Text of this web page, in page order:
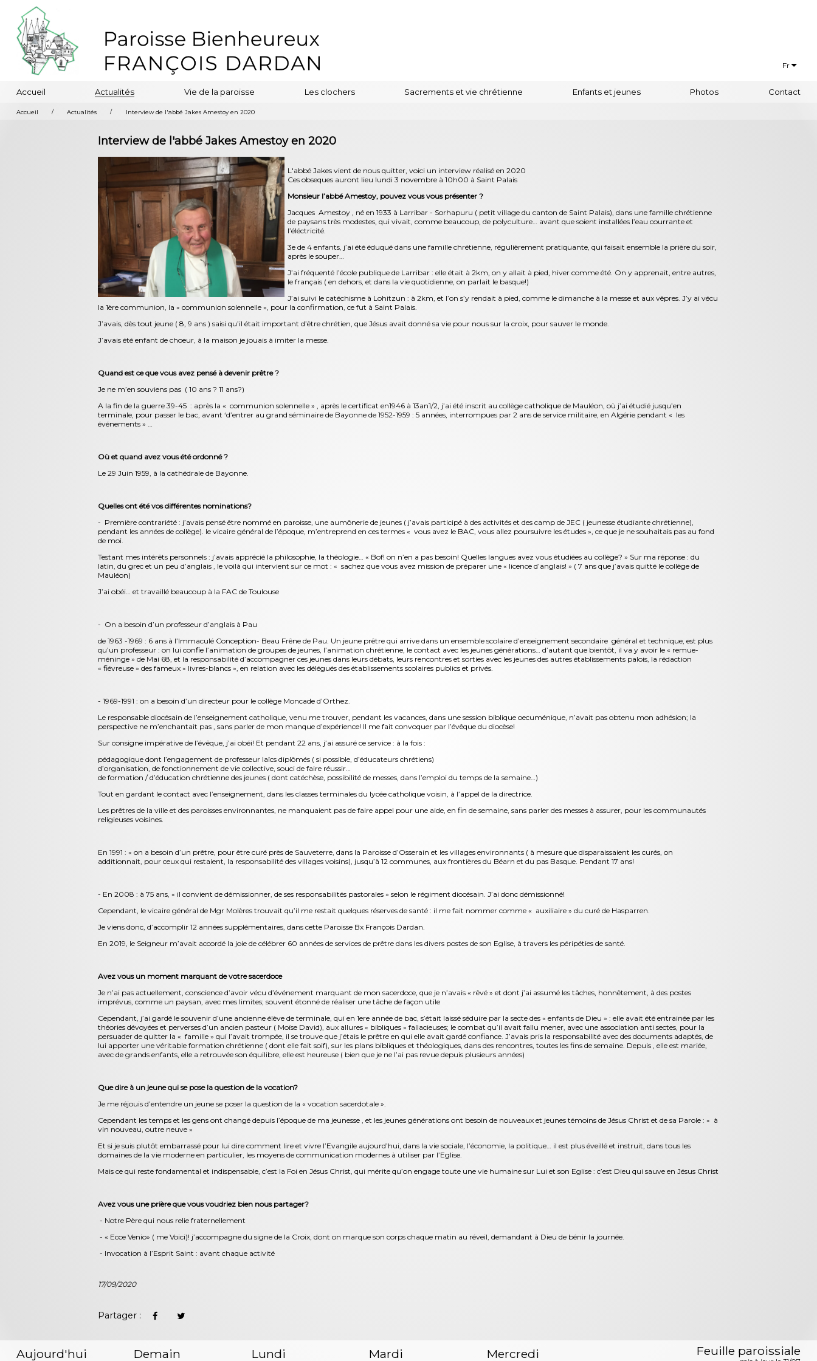
Fr
Accueil Actualités Vie de la paroisse Les clochers Sacrements et vie chrétienne Enfants et jeunes Photos Contact
Accueil / Actualités / Interview de l'abbé Jakes Amestoy en 2020
Interview de l'abbé Jakes Amestoy en 2020
L'abbé Jakes vient de nous quitter, voici un interview réalisé en 2020
Ces obseques auront lieu lundi 3 novembre à 10h00 à Saint Palais
Monsieur l’abbé Amestoy, pouvez vous vous présenter ?
Jacques Amestoy , né en 1933 à Larribar - Sorhapuru ( petit village du canton de Saint Palais), dans une famille chrétienne
de paysans très modestes, qui vivait, comme beaucoup, de polyculture… avant que soient installées l’eau courrante et
l’éléctricité.
3e de 4 enfants, j’ai été éduqué dans une famille chrétienne, régulièrement pratiquante, qui faisait ensemble la prière du soir,
après le souper…
J’ai fréquenté l’école publique de Larribar : elle était à 2km, on y allait à pied, hiver comme été. On y apprenait, entre autres,
le français ( en dehors, et dans la vie quotidienne, on parlait le basque!)
J’ai suivi le catéchisme à Lohitzun : à 2km, et l’on s’y rendait à pied, comme le dimanche à la messe et aux vêpres. J’y ai vécu
la 1ère communion, la « communion solennelle », pour la confirmation, ce fut à Saint Palais.
J’avais, dès tout jeune ( 8, 9 ans ) saisi qu’il était important d’être chrétien, que Jésus avait donné sa vie pour nous sur la croix, pour sauver le monde.
J’avais été enfant de choeur, à la maison je jouais à imiter la messe.
Quand est ce que vous avez pensé à devenir prêtre ?
Je ne m’en souviens pas ( 10 ans ? 11 ans?)
A la fin de la guerre 39-45 : après la « communion solennelle » , après le certificat en1946 à 13an1/2, j’ai été inscrit au collège catholique de Mauléon, où j’ai étudié jusqu’en
terminale, pour passer le bac, avant ‘d’entrer au grand séminaire de Bayonne de 1952-1959 : 5 années, interrompues par 2 ans de service militaire, en Algérie pendant « les
événements » …
Où et quand avez vous été ordonné ?
Le 29 Juin 1959, à la cathédrale de Bayonne.
Quelles ont été vos différentes nominations?
- Première contrariété : j’avais pensé être nommé en paroisse, une aumônerie de jeunes ( j’avais participé à des activités et des camp de JEC ( jeunesse étudiante chrétienne),
pendant les années de collège). le vicaire général de l’époque, m’entreprend en ces termes « vous avez le BAC, vous allez poursuivre les études », ce que je ne souhaitais pas au fond
de moi.
Testant mes intérêts personnels : j’avais apprécié la philosophie, la théologie… « Bof! on n’en a pas besoin! Quelles langues avez vous étudiées au collège? » Sur ma réponse : du
latin, du grec et un peu d’anglais , le voilà qui intervient sur ce mot : « sachez que vous avez mission de préparer une « licence d’anglais! » ( 7 ans que j’avais quitté le collège de
Mauléon)
J’ai obéi… et travaillé beaucoup à la FAC de Toulouse
- On a besoin d’un professeur d’anglais à Pau
de 1963 -1969 : 6 ans à l’Immaculé Conception- Beau Frêne de Pau. Un jeune prêtre qui arrive dans un ensemble scolaire d’enseignement secondaire général et technique, est plus
qu’un professeur : on lui confie l’animation de groupes de jeunes, l’animation chrétienne, le contact avec les jeunes générations… d’autant que bientôt, il va y avoir le « remue-
méninge » de Mai 68, et la responsabilité d’accompagner ces jeunes dans leurs débats, leurs rencontres et sorties avec les jeunes des autres établissements palois, la rédaction
« fiévreuse » des fameux « livres-blancs », en relation avec les délégués des établissements scolaires publics et privés.
- 1969-1991 : on a besoin d’un directeur pour le collège Moncade d’Orthez.
Le responsable diocésain de l’enseignement catholique, venu me trouver, pendant les vacances, dans une session biblique oecuménique, n’avait pas obtenu mon adhésion; la
perspective ne m’enchantait pas , sans parler de mon manque d’expérience! Il me fait convoquer par l’évêque du diocèse!
Sur consigne impérative de l’évêque, j’ai obéi! Et pendant 22 ans, j’ai assuré ce service : à la fois :
pédagogique dont l’engagement de professeur laïcs diplômés ( si possible, d’éducateurs chrétiens)
d’organisation, de fonctionnement de vie collective, souci de faire réussir…
de formation / d’éducation chrétienne des jeunes ( dont catéchèse, possibilité de messes, dans l’emploi du temps de la semaine…)
Tout en gardant le contact avec l’enseignement, dans les classes terminales du lycée catholique voisin, à l’appel de la directrice.
Les prêtres de la ville et des paroisses environnantes, ne manquaient pas de faire appel pour une aide, en fin de semaine, sans parler des messes à assurer, pour les communautés
religieuses voisines.
En 1991 : « on a besoin d’un prêtre, pour être curé près de Sauveterre, dans la Paroisse d’Osserain et les villages environnants ( à mesure que disparaissaient les curés, on
additionnait, pour ceux qui restaient, la responsabilité des villages voisins), jusqu’à 12 communes, aux frontières du Béarn et du pas Basque. Pendant 17 ans!
- En 2008 : à 75 ans, « il convient de démissionner, de ses responsabilités pastorales » selon le régiment diocésain. J’ai donc démissionné!
Cependant, le vicaire général de Mgr Molères trouvait qu’il me restait quelques réserves de santé : il me fait nommer comme « auxiliaire » du curé de Hasparren.
Je viens donc, d’accomplir 12 années supplémentaires, dans cette Paroisse Bx François Dardan.
En 2019, le Seigneur m’avait accordé la joie de célébrer 60 années de services de prêtre dans les divers postes de son Eglise, à travers les péripéties de santé.
Avez vous un moment marquant de votre sacerdoce
Je n’ai pas actuellement, conscience d’avoir vécu d’événement marquant de mon sacerdoce, que je n’avais « rêvé » et dont j’ai assumé les tâches, honnêtement, à des postes
imprévus, comme un paysan, avec mes limites; souvent étonné de réaliser une tâche de façon utile
Cependant, j’ai gardé le souvenir d’une ancienne élève de terminale, qui en 1ere année de bac, s’était laissé séduire par la secte des « enfants de Dieu » : elle avait été entrainée par les
théories dévoyées et perverses d’un ancien pasteur ( Moïse David), aux allures « bibliques » fallacieuses; le combat qu’il avait fallu mener, avec une association anti sectes, pour la
persuader de quitter la « famille » qui l’avait trompée, il se trouve que j’étais le prêtre en qui elle avait gardé confiance. J’avais pris la responsabilité avec des documents adaptés, de
lui apporter une véritable formation chrétienne ( dont elle fait soif), sur les plans bibliques et théologiques, dans des rencontres, toutes les fins de semaine. Depuis , elle est mariée,
avec de grands enfants, elle a retrouvée son équilibre, elle est heureuse ( bien que je ne l’ai pas revue depuis plusieurs années)
Que dire à un jeune qui se pose la question de la vocation?
Je me réjouis d’entendre un jeune se poser la question de la « vocation sacerdotale ».
Cependant les temps et les gens ont changé depuis l’époque de ma jeunesse , et les jeunes générations ont besoin de nouveaux et jeunes témoins de Jésus Christ et de sa Parole : « à
vin nouveau, outre neuve »
Et si je suis plutôt embarrassé pour lui dire comment lire et vivre l’Evangile aujourd’hui, dans la vie sociale, l’économie, la politique… il est plus éveillé et instruit, dans tous les
domaines de la vie moderne en particulier, les moyens de communication modernes à utiliser par l’Eglise.
Mais ce qui reste fondamental et indispensable, c’est la Foi en Jésus Christ, qui mérite qu’on engage toute une vie humaine sur Lui et son Eglise : c’est Dieu qui sauve en Jésus Christ
Avez vous une prière que vous voudriez bien nous partager?
- Notre Père qui nous relie fraternellement
- « Ecce Venio» ( me Voici)! j’accompagne du signe de la Croix, dont on marque son corps chaque matin au réveil, demandant à Dieu de bénir la journée.
- Invocation à l’Esprit Saint : avant chaque activité
17/09/2020
Partager :
Aujourd'hui Demain Lundi Mardi Mercredi Feuille paroissiale